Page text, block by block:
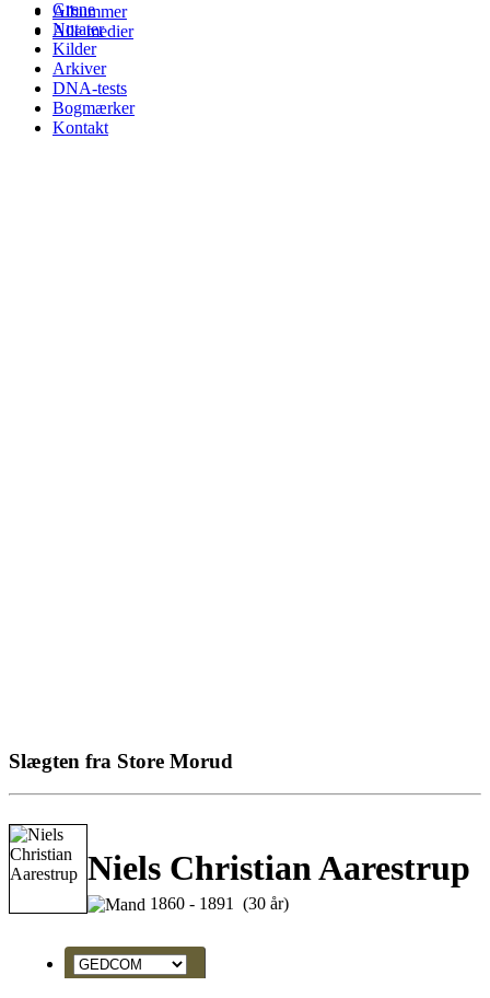
Albummer
Alle medier
Grene
Notater
Kilder
Arkiver
DNA-tests
Bogmærker
Kontakt
Slægten fra Store Morud
Niels Christian Aarestrup
1860 - 1891 (30 år)